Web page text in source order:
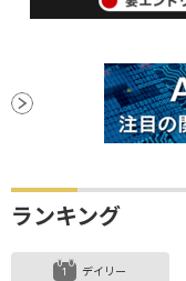
ランキング
デイリー